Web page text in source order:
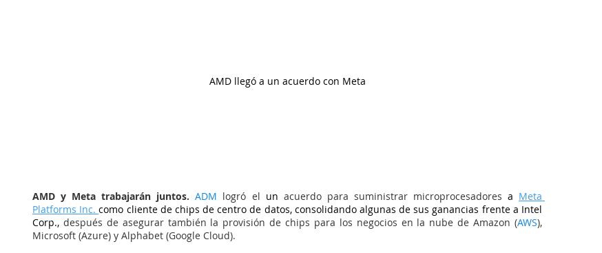
AMD llegó a un acuerdo con Meta
AMD y Meta trabajarán juntos. ADM logró el un acuerdo para suministrar microprocesadores a Meta
Platforms Inc. como cliente de chips de centro de datos, consolidando algunas de sus ganancias frente a Intel
Corp., después de asegurar también la provisión de chips para los negocios en la nube de Amazon (AWS),
Microsoft (Azure) y Alphabet (Google Cloud).